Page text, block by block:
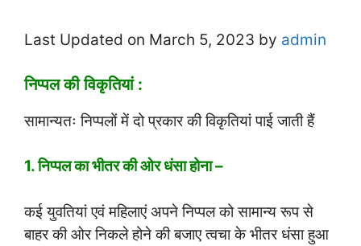
Last Updated on March 5, 2023 by admin
निप्पल की विकृतियां :
सामान्यतः निप्पलों में दो प्रकार की विकृतियां पाई जाती हैं
1. निप्पल का भीतर की ओर धंसा होना –
कई युवतियां एवं महिलाएं अपने निप्पल को सामान्य रूप से
बाहर की ओर निकले होने की बजाए त्वचा के भीतर धंसा हुआ